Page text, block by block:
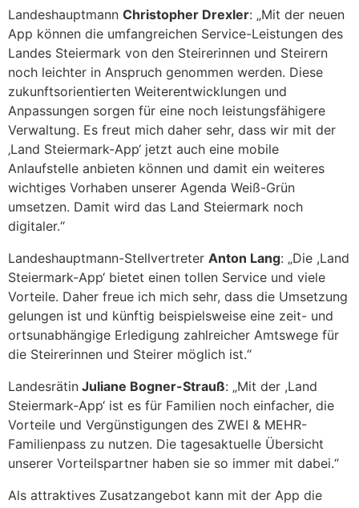
Landeshauptmann Christopher Drexler: „Mit der neuen
App können die umfangreichen Service-Leistungen des
Landes Steiermark von den Steirerinnen und Steirern
noch leichter in Anspruch genommen werden. Diese
zukunftsorientierten Weiterentwicklungen und
Anpassungen sorgen für eine noch leistungsfähigere
Verwaltung. Es freut mich daher sehr, dass wir mit der
‚Land Steiermark-App‘ jetzt auch eine mobile
Anlaufstelle anbieten können und damit ein weiteres
wichtiges Vorhaben unserer Agenda Weiß-Grün
umsetzen. Damit wird das Land Steiermark noch
digitaler.“
Landeshauptmann-Stellvertreter Anton Lang: „Die ,Land
Steiermark-App‘ bietet einen tollen Service und viele
Vorteile. Daher freue ich mich sehr, dass die Umsetzung
gelungen ist und künftig beispielsweise eine zeit- und
ortsunabhängige Erledigung zahlreicher Amtswege für
die Steirerinnen und Steirer möglich ist.“
Landesrätin Juliane Bogner-Strauß: „Mit der ,Land
Steiermark-App‘ ist es für Familien noch einfacher, die
Vorteile und Vergünstigungen des ZWEI & MEHR-
Familienpass zu nutzen. Die tagesaktuelle Übersicht
unserer Vorteilspartner haben sie so immer mit dabei.“
Als attraktives Zusatzangebot kann mit der App die